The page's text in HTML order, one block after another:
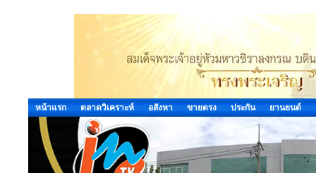
หน้าแรก ตลาดวิเคราะห์ อสังหา ขายตรง ประกัน ยานยนต์